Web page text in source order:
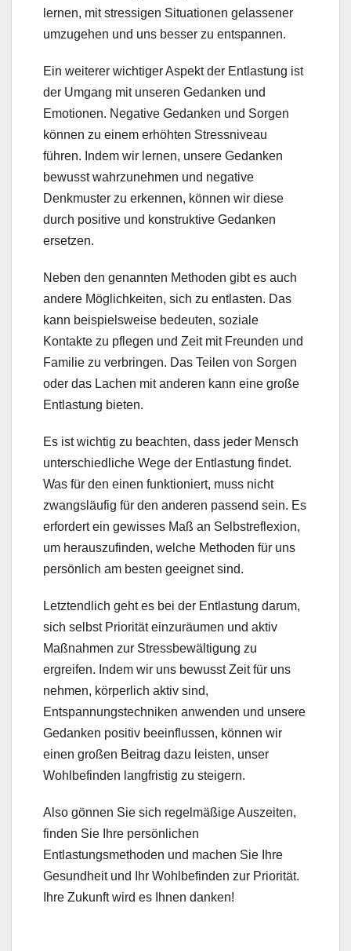
lernen, mit stressigen Situationen gelassener
umzugehen und uns besser zu entspannen.
Ein weiterer wichtiger Aspekt der Entlastung ist
der Umgang mit unseren Gedanken und
Emotionen. Negative Gedanken und Sorgen
können zu einem erhöhten Stressniveau
führen. Indem wir lernen, unsere Gedanken
bewusst wahrzunehmen und negative
Denkmuster zu erkennen, können wir diese
durch positive und konstruktive Gedanken
ersetzen.
Neben den genannten Methoden gibt es auch
andere Möglichkeiten, sich zu entlasten. Das
kann beispielsweise bedeuten, soziale
Kontakte zu pflegen und Zeit mit Freunden und
Familie zu verbringen. Das Teilen von Sorgen
oder das Lachen mit anderen kann eine große
Entlastung bieten.
Es ist wichtig zu beachten, dass jeder Mensch
unterschiedliche Wege der Entlastung findet.
Was für den einen funktioniert, muss nicht
zwangsläufig für den anderen passend sein. Es
erfordert ein gewisses Maß an Selbstreflexion,
um herauszufinden, welche Methoden für uns
persönlich am besten geeignet sind.
Letztendlich geht es bei der Entlastung darum,
sich selbst Priorität einzuräumen und aktiv
Maßnahmen zur Stressbewältigung zu
ergreifen. Indem wir uns bewusst Zeit für uns
nehmen, körperlich aktiv sind,
Entspannungstechniken anwenden und unsere
Gedanken positiv beeinflussen, können wir
einen großen Beitrag dazu leisten, unser
Wohlbefinden langfristig zu steigern.
Also gönnen Sie sich regelmäßige Auszeiten,
finden Sie Ihre persönlichen
Entlastungsmethoden und machen Sie Ihre
Gesundheit und Ihr Wohlbefinden zur Priorität.
Ihre Zukunft wird es Ihnen danken!